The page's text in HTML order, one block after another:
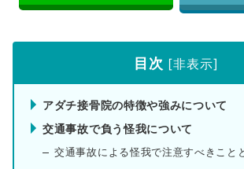
目次 [非表示]
アダチ接骨院の特徴や強みについて
交通事故で負う怪我について
交通事故による怪我で注意すべきこと